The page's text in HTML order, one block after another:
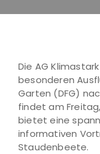
Die AG
besonderen
Garten (DFG)
findet am
bietet eine
informativen
Staudenbeete.